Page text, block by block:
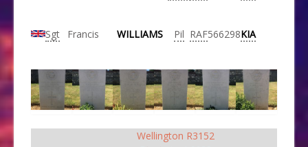
Sgt Francis WILLIAMS Pil RAF566298KIA
Wellington R3152